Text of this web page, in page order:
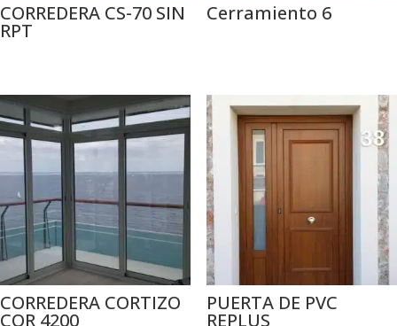
CORREDERA CS-70 SIN
RPT
Cerramiento 6
CORREDERA CORTIZO
COR 4200
PUERTA DE PVC
REPLUS